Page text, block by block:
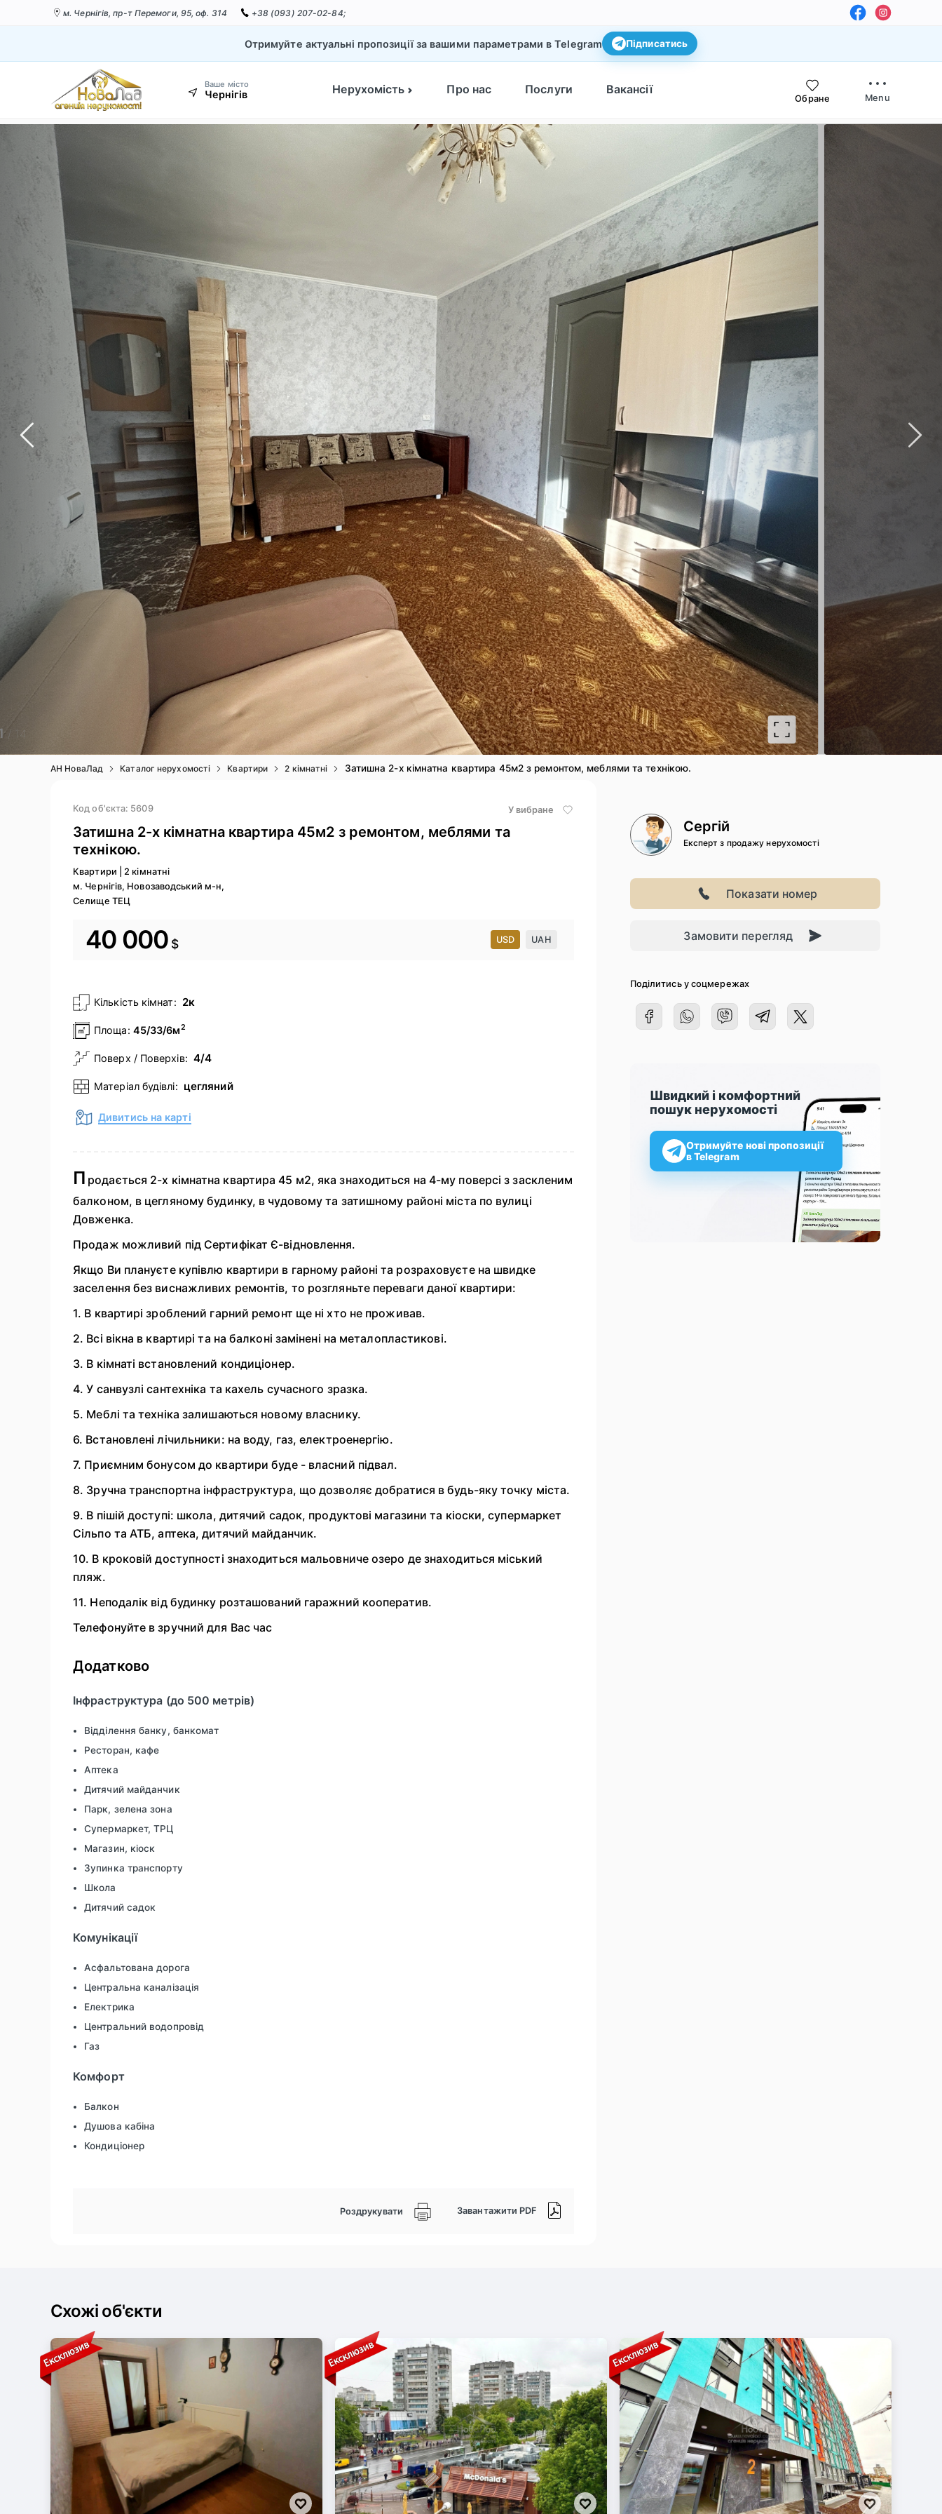
м. Чернігів, пр-т Перемоги, 95, оф. 314 +38 (093) 207-02-84;
Отримуйте актуальні пропозиції за вашими параметрами в Telegram Підписатись
Ваше місто
Чернігів Нерухомість Про нас Послуги Вакансії
Обране Menu
/ 14
АН НоваЛад Каталог нерухомості Квартири 2 кімнатні Затишна 2-х кімнатна квартира 45м2 з ремонтом, меблями та технікою.
Код об'єкта: 5609 У вибране
Затишна 2-х кімнатна квартира 45м2 з ремонтом, меблями та
технікою.
Квартири
2 кімнатні
м. Чернігів, Новозаводський м-н,
Селище ТЕЦ
40 000 $ USD UAH
Кількість кімнат: 2к
Площа: 45/33/6м2
Поверх / Поверхів: 4/4
Матеріал будівлі: цегляний
Дивитись на карті
П родається 2-х кімнатна квартира 45 м2, яка знаходиться на 4-му поверсі з заскленим
балконом, в цегляному будинку, в чудовому та затишному районі міста по вулиці
Довженка.
Продаж можливий під Сертифікат Є-відновлення.
Якщо Ви плануєте купівлю квартири в гарному районі та розраховуєте на швидке
заселення без виснажливих ремонтів, то розгляньте переваги даної квартири:
1. В квартирі зроблений гарний ремонт ще ні хто не проживав.
2. Всі вікна в квартирі та на балконі замінені на металопластикові.
3. В кімнаті встановлений кондиціонер.
4. У санвузлі сантехніка та кахель сучасного зразка.
5. Меблі та техніка залишаються новому власнику.
6. Встановлені лічильники: на воду, газ, електроенергію.
7. Приємним бонусом до квартири буде - власний підвал.
8. Зручна транспортна інфраструктура, що дозволяє добратися в будь-яку точку міста.
9. В пішій доступі: школа, дитячий садок, продуктові магазини та кіоски, супермаркет
Сільпо та АТБ, аптека, дитячий майданчик.
10. В кроковій доступності знаходиться мальовниче озеро де знаходиться міський
пляж.
11. Неподалік від будинку розташований гаражний кооператив.
Телефонуйте в зручний для Вас час
Додатково
Інфраструктура (до 500 метрів)
Відділення банку, банкомат
Ресторан, кафе
Аптека
Дитячий майданчик
Парк, зелена зона
Супермаркет, ТРЦ
Магазин, кіоск
Зупинка транспорту
Школа
Дитячий садок
Комунікації
Асфальтована дорога
Центральна каналізація
Електрика
Центральний водопровід
Газ
Комфорт
Балкон
Душова кабіна
Кондиціонер
Роздрукувати Завантажити PDF
Сергій
Експерт з продажу нерухомості
Показати номер
Замовити перегляд
Поділитись у соцмережах
Швидкий і комфортний
пошук нерухомості
Отримуйте нові пропозиції
в Telegram
Схожі об'єкти